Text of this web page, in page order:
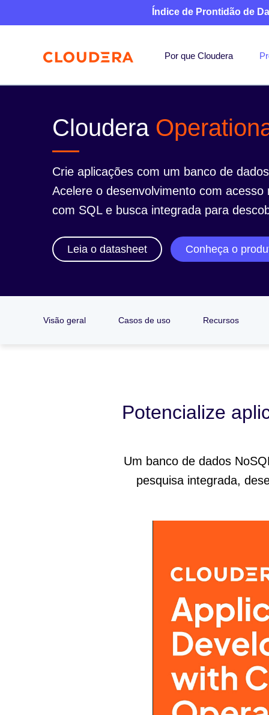
Índice de Prontidão de
Por que Cloudera
Cloudera
Crie aplicações com um banco de
Acelere o desenvolvimento com
com SQL e busca integrada para
Leia o datasheet Conheça o
Visão geral Casos de uso Recursos
Potencialize
Um banco de dados
pesquisa integrada,